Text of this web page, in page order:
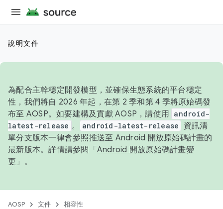
說明文件
為配合主幹穩定開發模型，並確保生態系統的平台穩定
性，我們將自 2026 年起，在第 2 季和第 4 季將原始碼發
布至 AOSP。如要建構及貢獻 AOSP，請使用 android-
latest-release 。 android-latest-release
資訊清
單分支版本一律會參照推送至 Android 開放原始碼計畫的
最新版本。詳情請參閱「 Android 開放原始碼計畫變
更 」。
AOSP 文件 相容性